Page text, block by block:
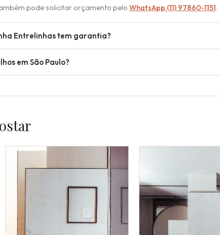
pode solicitar orçamento pelo WhatsApp (11) 97860-1151.
Entrelinhas tem garantia?
em São Paulo?